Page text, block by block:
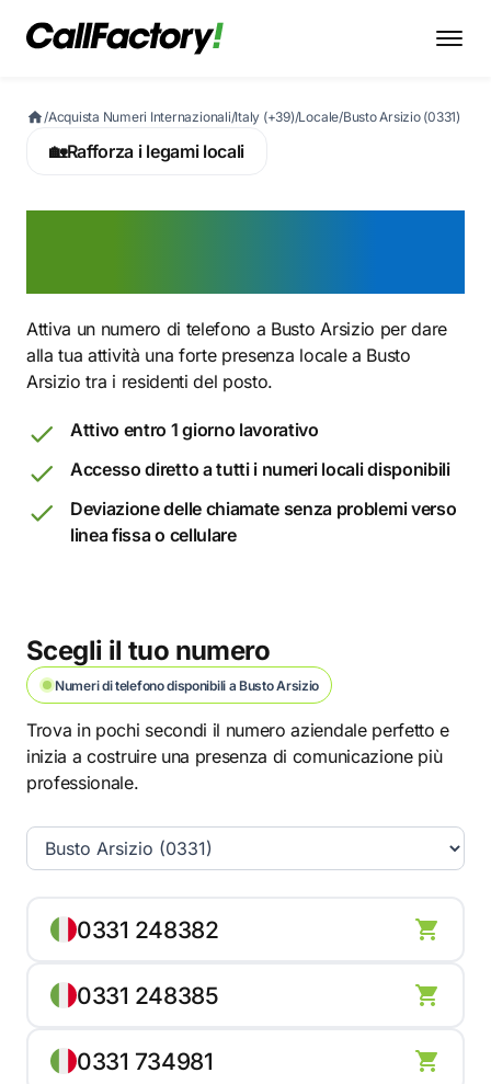
/Acquista Numeri Internazionali/Italy (+39)/Locale/Busto Arsizio (0331)
🏡Rafforza i legami locali
Attiva un numero di telefono a Busto Arsizio per dare
alla tua attività una forte presenza locale a Busto
Arsizio tra i residenti del posto.
Attivo entro 1 giorno lavorativo
Accesso diretto a tutti i numeri locali disponibili
Deviazione delle chiamate senza problemi verso
linea fissa o cellulare
Scegli il tuo numero
Numeri di telefono disponibili a Busto Arsizio
Trova in pochi secondi il numero aziendale perfetto e
inizia a costruire una presenza di comunicazione più
professionale.
0331 248382
0331 248385
0331 734981